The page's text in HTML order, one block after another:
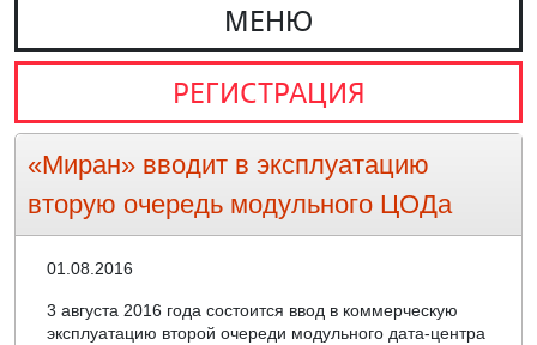
МЕНЮ
РЕГИСТРАЦИЯ
«Миран» вводит в эксплуатацию
вторую очередь модульного ЦОДа
01.08.2016
3 августа 2016 года состоится ввод в коммерческую
эксплуатацию второй очереди модульного дата-центра